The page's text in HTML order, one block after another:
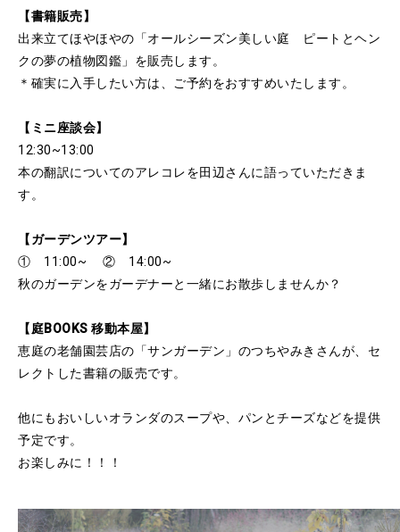
【書籍販売】
出来立てほやほやの「オールシーズン美しい庭 ピートとヘン
クの夢の植物図鑑」を販売します。
＊確実に入手したい方は、ご予約をおすすめいたします。
【ミニ座談会】
12:30~13:00
本の翻訳についてのアレコレを田辺さんに語っていただきま
す。
【ガーデンツアー】
① 11:00~ ② 14:00~
秋のガーデンをガーデナーと一緒にお散歩しませんか？
【庭BOOKS 移動本屋】
恵庭の老舗園芸店の「サンガーデン」のつちやみきさんが、セ
レクトした書籍の販売です。
他にもおいしいオランダのスープや、パンとチーズなどを提供
予定です。
お楽しみに！！！